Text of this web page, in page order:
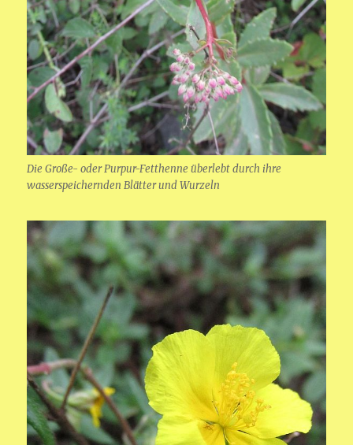
Die Große- oder Purpur-Fetthenne überlebt durch ihre
wasserspeichernden Blätter und Wurzeln